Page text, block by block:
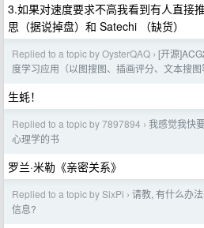
3.如果对速度要求不高我看到有人直接
思（据说掉盘）和 Satechi （缺货）
Replied to a topic by OysterQAQ › [开源
度学习应用（以图搜图、插画评分、文本搜图
生蚝！
Replied to a topic by 7897894 › 我感觉我快
心理学的书
罗兰·米勒《亲密关系》
Replied to a topic by SixPi › 请教, 有什么办
信息?